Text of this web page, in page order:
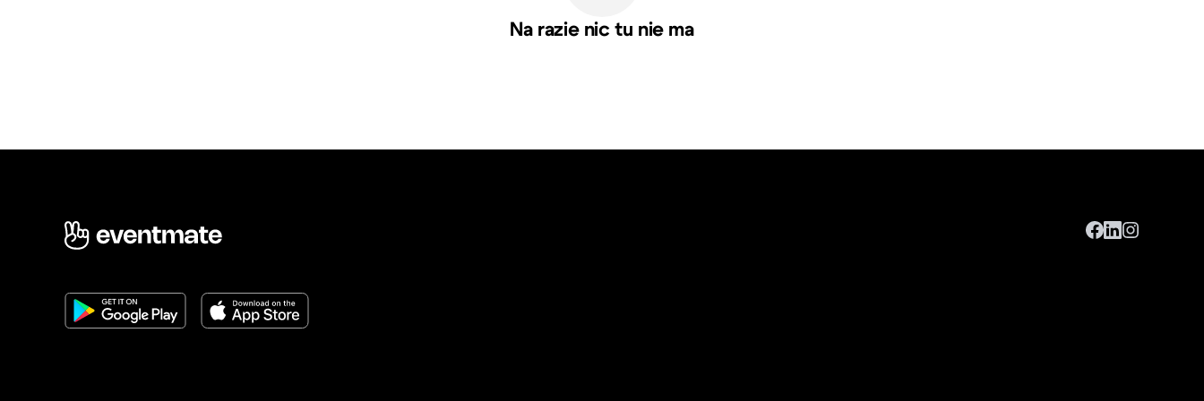
Na razie nic tu nie ma